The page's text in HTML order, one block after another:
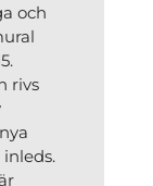
och
rivs